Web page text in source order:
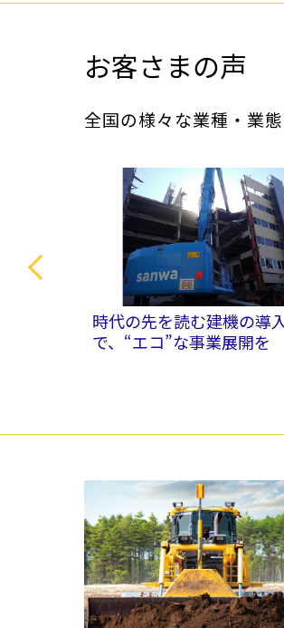
お客さまの声
全国の様々な業種・業
時代の先を読む建機の導入
で、“エコ”な事業展開を